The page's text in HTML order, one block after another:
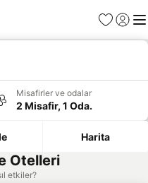
Favoriler
Giriş
Misafirler ve odalar
2 Misafir, 1 Oda.
Harita
Otelleri
etkiler?